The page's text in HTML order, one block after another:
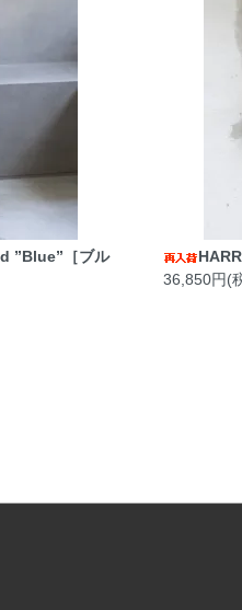
”Blue”［ブル
36,850円(